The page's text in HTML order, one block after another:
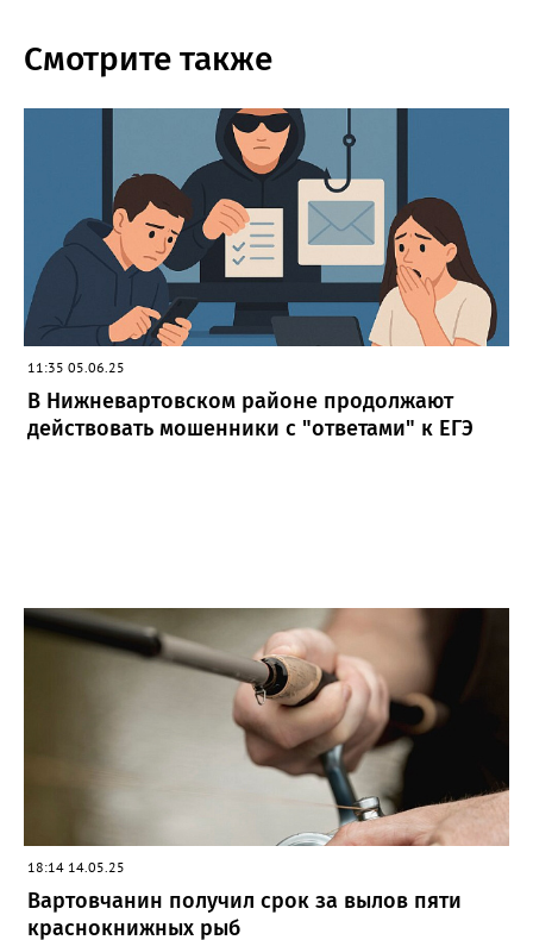
Смотрите также
11:35 05.06.25
В Нижневартовском районе продолжают
действовать мошенники с "ответами" к ЕГЭ
18:14 14.05.25
Вартовчанин получил срок за вылов пяти
краснокнижных рыб